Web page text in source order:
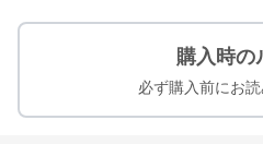
購入時の
必ず購入前にお読